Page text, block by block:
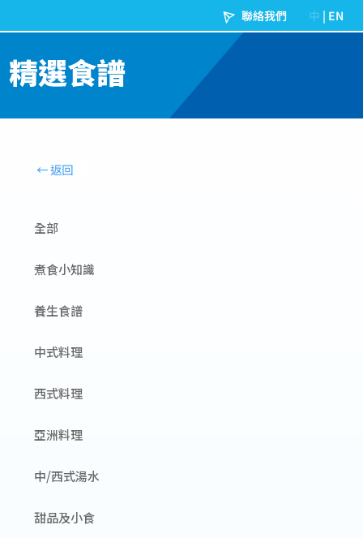
精選食譜
全部
煮食小知識
養生食譜
中式料理
西式料理
亞洲料理
中/西式湯水
甜品及小食